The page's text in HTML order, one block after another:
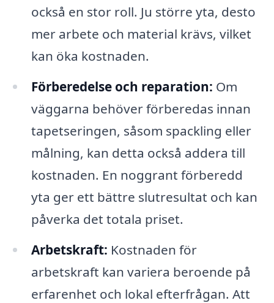
också en stor roll. Ju större yta, desto
mer arbete och material krävs, vilket
kan öka kostnaden.
Förberedelse och reparation: Om
väggarna behöver förberedas innan
tapetseringen, såsom spackling eller
målning, kan detta också addera till
kostnaden. En noggrant förberedd
yta ger ett bättre slutresultat och kan
påverka det totala priset.
Arbetskraft: Kostnaden för
arbetskraft kan variera beroende på
erfarenhet och lokal efterfrågan. Att